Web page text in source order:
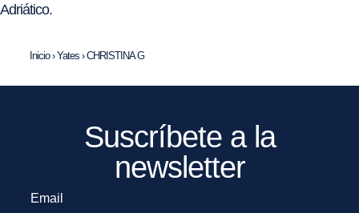
Adriático.
Inicio›Yates ›CHRISTINA G
Suscríbete a la
newsletter